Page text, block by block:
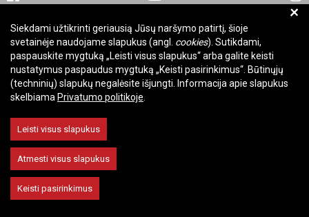
© 2026 Valstybinė kultūros paveldo komisija. Visos teisės saugomos.
Keisti slapukų nustatymus
+
Siekdami užtikrinti geriausią Jūsų naršymo patirtį, šioje
svetainėje naudojame slapukus (angl. cookies). Sutikdami,
paspauskite mygtuką „Leisti visus slapukus“ arba galite keisti
nustatymus paspaudus mygtuką „Keisti pasirinkimus“. Būtinųjų
(techninių) slapukų negalėsite išjungti. Informacija apie slapukus
skelbiama Privatumo politikoje
Leisti visus slapukus
Atmesti visus slapukus
Keisti pasirinkimus